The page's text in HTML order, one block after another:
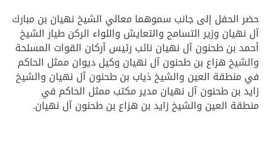
حضر الحفل إلى جانب سموهما معالي الشيخ نهيان بن مبارك
آل نهيان وزير التسامح والتعايش واللواء الركن طيار الشيخ
أحمد بن طحنون آل نهيان نائب رئيس أركان القوات المسلحة
والشيخ هزاع بن طحنون آل نهيان وكيل ديوان ممثل الحاكم
في منطقة العين والشيخ ذياب بن طحنون آل نهيان والشيخ
زايد بن طحنون آل نهيان مدير مكتب ممثل الحاكم في
منطقة العين والشيخ زايد بن هزاع بن طحنون آل نهيان.